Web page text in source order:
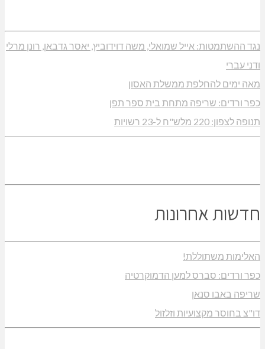
נגד ההשתמטות: אייל שמואלי, משה דוידוביץ, יאסר גדבאן, רונן מרלי
ודני עברי
מאה ימים להחלפת ממשלת האסון
כפר ורדים: שריפה מתחת בית ספר תפן
תנופה לצפון: 220 מלש"ח ל-23 רשויות
חדשות אחרונות
האלימות משתוללת!
כפר ורדים: סברס למען הדמוקרטיה
שריפה באבו סנאן
דו"צ בחוסר מקצועיות וזלזול